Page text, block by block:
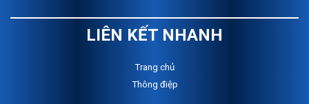
LIÊN KẾT NHANH
Trang chủ
Thông điệp